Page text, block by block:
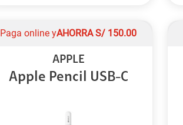
Paga online yAHORRA S/ 150.00
APPLE
Apple Pencil USB-C